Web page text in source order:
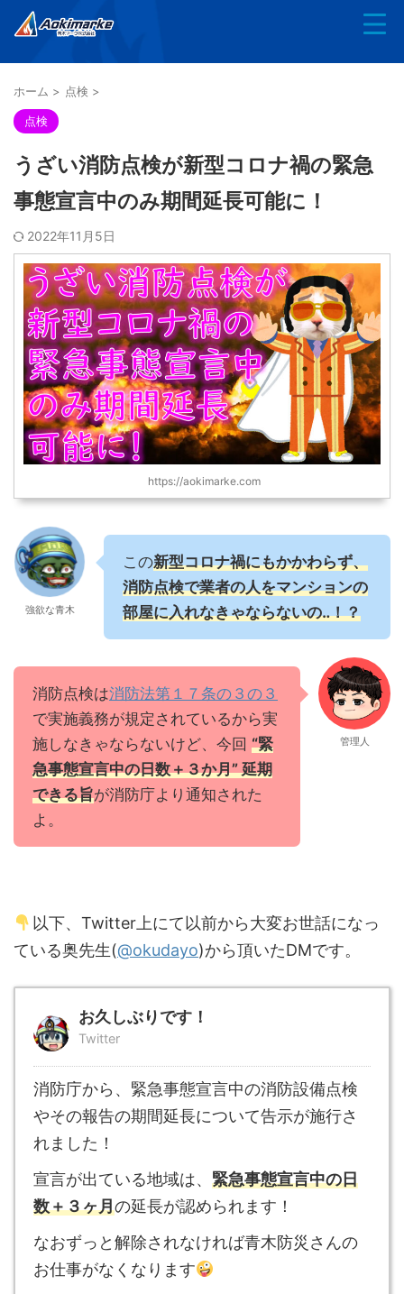
ホーム > 点検 >
点検
うざい消防点検が新型コロナ禍の緊急
事態宣言中のみ期間延長可能に！
2022年11月5日
https://aokimarke.com
強欲な青木
この新型コロナ禍にもかかわらず、
消防点検で業者の人をマンションの
部屋に入れなきゃならないの‥！？
消防点検は消防法第１７条の３の３
で実施義務が規定されているから実
施しなきゃならないけど、今回 “緊
急事態宣言中の日数＋３か月” 延期
できる旨が消防庁より通知された
よ。
管理人
以下、Twitter上にて以前から大変お世話になっ
ている奥先生(@okudayo)から頂いたDMです。
お久しぶりです！
Twitter
消防庁から、緊急事態宣言中の消防設備点検
やその報告の期間延長について告示が施行さ
れました！
宣言が出ている地域は、 緊急事態宣言中の日
数＋３ヶ月の延長が認められます！
なおずっと解除されなければ青木防災さんの
お仕事がなくなります